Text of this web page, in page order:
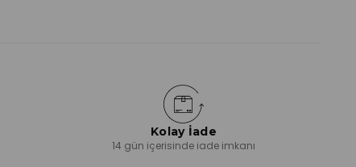
Kolay İade
14 gün içerisinde iade imkanı